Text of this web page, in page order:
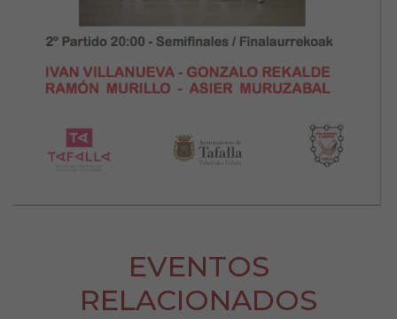
EVENTOS
RELACIONADOS